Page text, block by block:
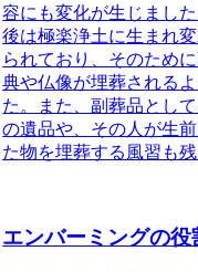
容にも変化が生じまし
後は極楽浄土に生まれ
られており、そのため
典や仏像が埋葬される
た。また、副葬品とし
の遺品や、その人が生
た物を埋葬する風習も残
エンバーミングの役